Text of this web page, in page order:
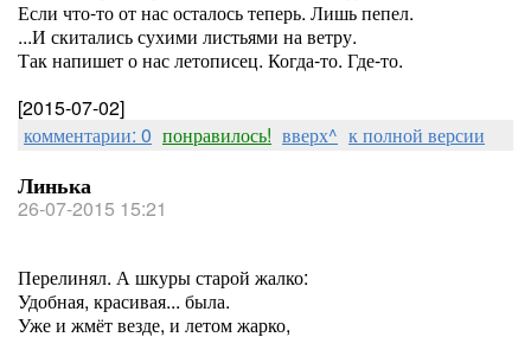
Если что-то от нас осталось теперь. Лишь пепел.
...И скитались сухими листьями на ветру.
Так напишет о нас летописец. Когда-то. Где-то.
[2015-07-02]
комментарии: 0 понравилось! вверх^ к полной версии
Линька
26-07-2015 15:21
Перелинял. А шкуры старой жалко:
Удобная, красивая... была.
Уже и жмёт везде, и летом жарко,